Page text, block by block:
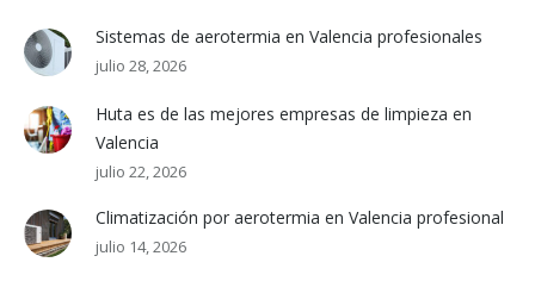
Sistemas de aerotermia en Valencia profesionales
julio 28, 2026
Huta es de las mejores empresas de limpieza en
Valencia
julio 22, 2026
Climatización por aerotermia en Valencia profesional
julio 14, 2026